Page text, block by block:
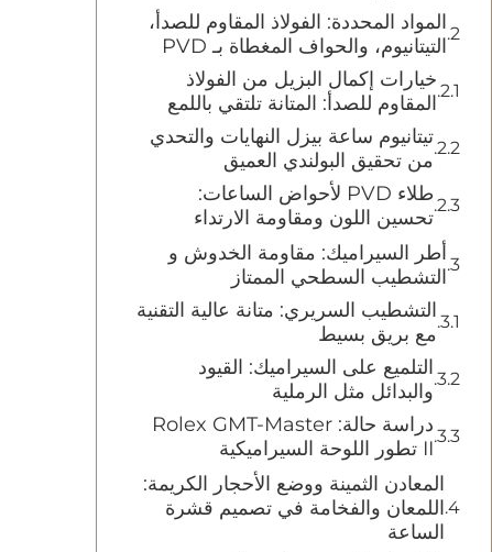
المواد المحددة: الفولاذ المقاوم للصدأ،
التيتانيوم، والحواف المغطاة بـ PVD
خيارات إكمال البزيل من الفولاذ
المقاوم للصدأ: المتانة تلتقي باللمع
تيتانيوم ساعة بيزل النهايات والتحدي
من تحقيق البولندي العميق
طلاء PVD لأحواض الساعات:
تحسين اللون ومقاومة الارتداء
أطر السيراميك: مقاومة الخدوش و
التشطيب السطحي الممتاز
التشطيب السريري: متانة عالية التقنية
مع بريق بسيط
التلميع على السيراميك: القيود
والبدائل مثل الرملية
دراسة حالة: Rolex GMT-Master
II تطور اللوحة السيراميكية
المعادن الثمينة ووضع الأحجار الكريمة:
اللمعان والفخامة في تصميم قشرة
الساعة